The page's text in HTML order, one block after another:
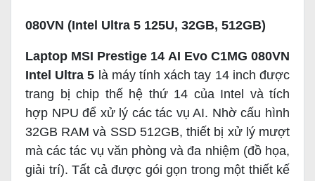
080VN (Intel Ultra 5 125U, 32GB, 512GB)
Laptop MSI Prestige 14 AI Evo C1MG 080VN
Intel Ultra 5 là máy tính xách tay 14 inch được
trang bị chip thế hệ thứ 14 của Intel và tích
hợp NPU để xử lý các tác vụ AI. Nhờ cấu hình
32GB RAM và SSD 512GB, thiết bị xử lý mượt
mà các tác vụ văn phòng và đa nhiệm (đồ họa,
giải trí). Tất cả được gói gọn trong một thiết kế